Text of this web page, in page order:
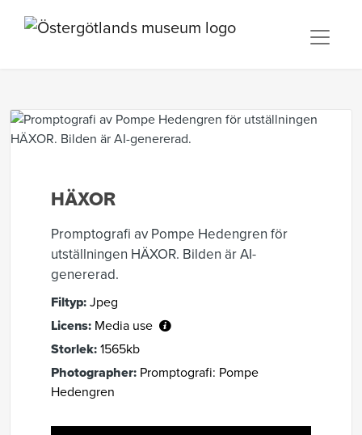
HÄXOR
Promptografi av Pompe Hedengren för
utställningen HÄXOR. Bilden är AI-
genererad.
Filtyp: Jpeg
Licens: Media use
Storlek: 1565kb
Photographer: Promptografi: Pompe
Hedengren